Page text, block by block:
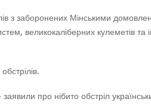
з заборонених Мінськими
великокаліберних кулеметів та
про нібито обстріл